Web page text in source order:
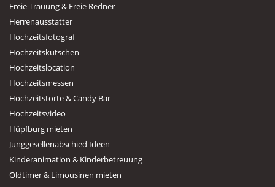
Freie Trauung & Freie Redner
Herrenausstatter
Hochzeitsfotograf
Hochzeitskutschen
Hochzeitslocation
Hochzeitsmessen
Hochzeitstorte & Candy Bar
Hochzeitsvideo
Hüpfburg mieten
Junggesellenabschied Ideen
Kinderanimation & Kinderbetreuung
Oldtimer & Limousinen mieten